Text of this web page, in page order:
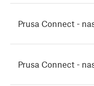
Prusa Connect -
Prusa Connect -